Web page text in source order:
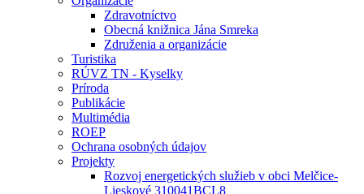
Zdravotníctvo
Obecná knižnica Jána Smreka
Združenia a organizácie
Turistika
RÚVZ TN - Kyselky
Príroda
Publikácie
Multimédia
ROEP
Ochrana osobných údajov
Projekty
Rozvoj energetických služieb v obci Melčice-
Lieskové 310041BCL8